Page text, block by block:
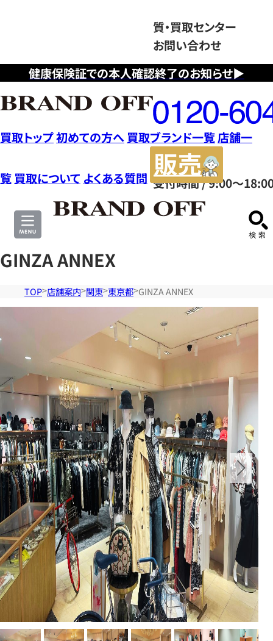
健康保険証での本人確認終了のお知らせ▶
質・買取センター
お問い合わせ
フ
リ
ー
ダ
イ
ヤ
ル
0120604117
受付時間 / 9:00～
買取トップ初めての方へ 買取ブランド一覧店舗一
覧 買取について よくある質問
サ
GINZA ANNEX
TOP 店舗案内 関東 東京都 GINZA ANNEX
店舗検索